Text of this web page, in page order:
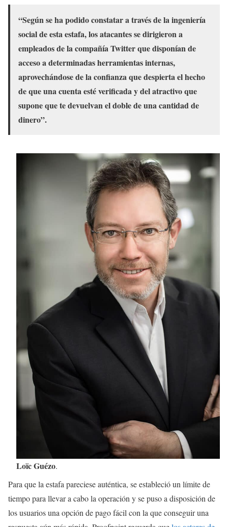
“Según se ha podido constatar a través de la ingeniería
social de esta estafa, los atacantes se dirigieron a
empleados de la compañía Twitter que disponían de
acceso a determinadas herramientas internas,
aprovechándose de la confianza que despierta el hecho
de que una cuenta esté verificada y del atractivo que
supone que te devuelvan el doble de una cantidad de
dinero”.
Loïc Guézo.
Para que la estafa pareciese auténtica, se estableció un límite de
tiempo para llevar a cabo la operación y se puso a disposición de
los usuarios una opción de pago fácil con la que conseguir una